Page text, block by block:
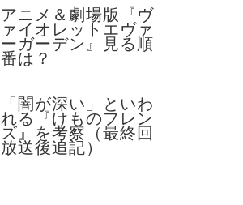
アニメ＆劇場版『ヴ
ァイオレットエヴァ
ーガーデン』見る順
番は？
「闇が深い」といわ
れる『けものフレン
ズ』を考察（最終回
放送後追記）